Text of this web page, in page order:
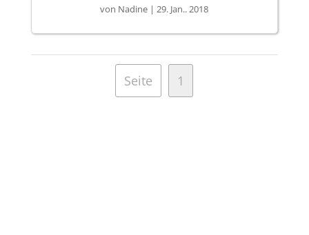
von Nadine |29. Jan.. 2018
Seite 1